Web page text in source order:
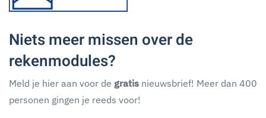
Niets meer missen over de
rekenmodules?
Meld je hier aan voor de gratis nieuwsbrief! Meer dan 400
personen gingen je reeds voor!